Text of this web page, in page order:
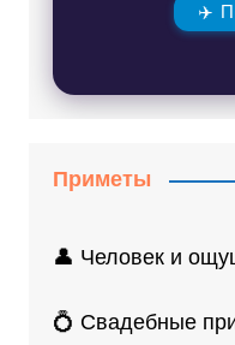
✈️
Приметы
👤 Человек и
💍 Свадебные